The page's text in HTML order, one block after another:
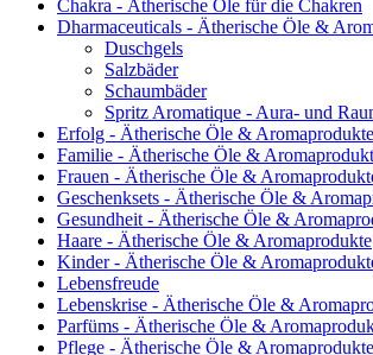
Chakra - Ätherische Öle für die Chakren
Dharmaceuticals - Ätherische Öle &
Duschgels
Salzbäder
Schaumbäder
Spritz Aromatique - Aura- und
Erfolg - Ätherische Öle & Aromaprodukte
Familie - Ätherische Öle &
Frauen - Ätherische Öle &
Geschenksets - Ätherische Öle &
Gesundheit - Ätherische Öle &
Haare - Ätherische Öle & Aromaprodukte
Kinder - Ätherische Öle &
Lebensfreude
Lebenskrise - Ätherische Öle &
Parfüms - Ätherische Öle &
Pflege - Ätherische Öle & Aromaprodukte